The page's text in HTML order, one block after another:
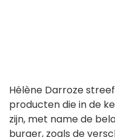
Hélène Darroze
producten die in de
zijn, met name de
burger, zoals de